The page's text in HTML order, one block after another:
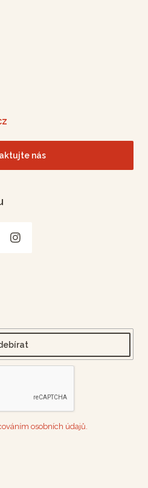
nás
osobních údajů.